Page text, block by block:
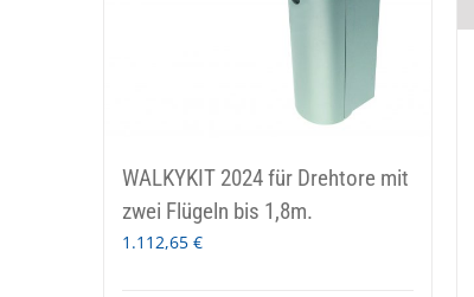
WALKYKIT 2024 für Drehtore mit
zwei Flügeln bis 1,8m.
1.112,65 €